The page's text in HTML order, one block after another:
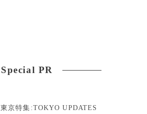
Special PR
東京特集:TOKYO UPDATES